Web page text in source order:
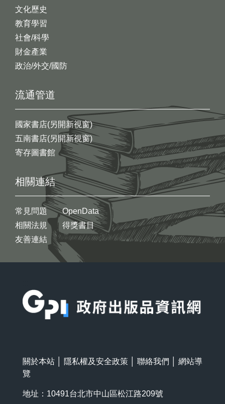
文化歷史
教育學習
社會/科學
財金產業
政治/外交/國防
流通管道
國家書店(另開新視窗)
五南書店(另開新視窗)
寄存圖書館
相關連結
常見問題
相關法規
友善連結
OpenData
得獎書目
關於本站 隱私權及安全政策 聯絡我們
網站導
覽
地址：10491台北市中山區松江路209號